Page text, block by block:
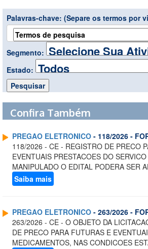
Palavras-chave: (Separe os termos por
Segmento:
Estado:
Confira Também
PREGAO ELETRONICO - 118/2026 -
118/2026 - CE - REGISTRO DE PRECO
EVENTUAIS PRESTACOES DO
MANIPULADO O EDITAL PODERA SER
Saiba mais
PREGAO ELETRONICO - 263/2026 -
263/2026 - CE - O OBJETO DA
DE PRECO PARA FUTURAS E
MEDICAMENTOS, NAS CONDICOES